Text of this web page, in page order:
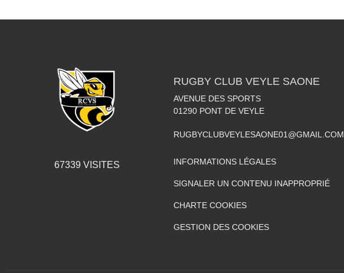
67339 VISITES
RUGBY CLUB VEYLE SAONE
AVENUE DES SPORTS
01290 PONT DE VEYLE
RUGBYCLUBVEYLESAONE01@GMAIL.COM
INFORMATIONS LÉGALES
SIGNALER UN CONTENU INAPPROPRIÉ
CHARTE COOKIES
GESTION DES COOKIES